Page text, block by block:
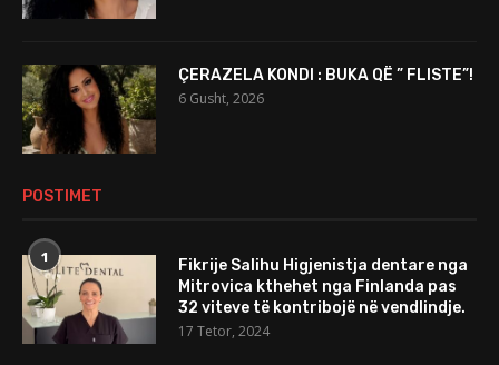
ÇERAZELA KONDI : BUKA QË ” FLISTE”!
6 Gusht, 2026
POSTIMET
1
Fikrije Salihu Higjenistja dentare nga
Mitrovica kthehet nga Finlanda pas
32 viteve të kontribojë në vendlindje.
17 Tetor, 2024